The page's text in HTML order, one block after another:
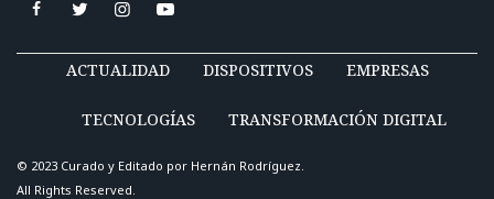
ACTUALIDAD DISPOSITIVOS EMPRESAS
TECNOLOGÍAS TRANSFORMACIÓN DIGITAL
© 2023 Curado y Editado por Hernán Rodríguez.
All Rights Reserved.